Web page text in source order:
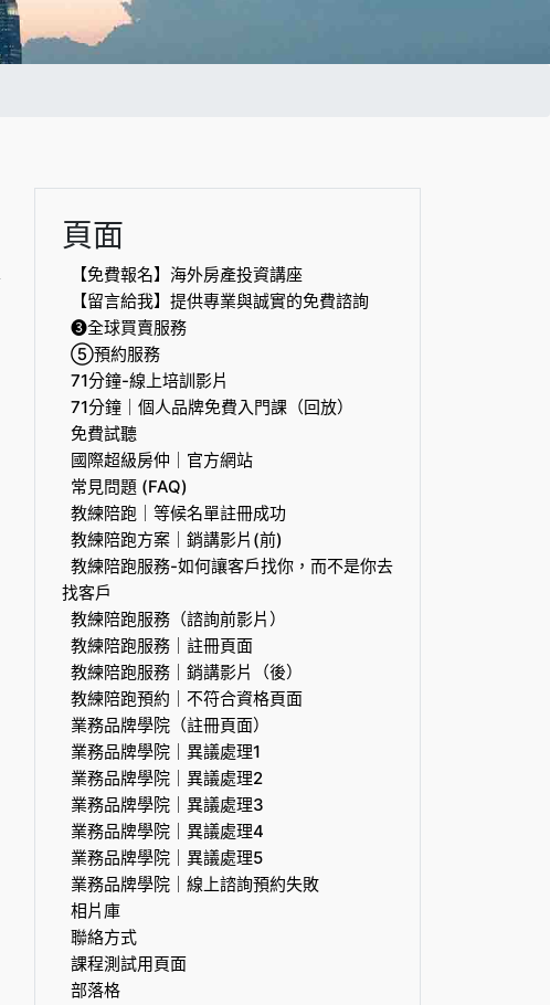
頁面
【免費報名】海外房產投資講座
【留言給我】提供專業與誠實的免費諮詢
❸全球買賣服務
⑤預約服務
71分鐘-線上培訓影片
71分鐘｜個人品牌免費入門課（回放）
免費試聽
國際超級房仲｜官方網站
常見問題 (FAQ)
教練陪跑｜等候名單註冊成功
教練陪跑方案｜銷講影片(前)
教練陪跑服務-如何讓客戶找你，而不是你去
找客戶
教練陪跑服務（諮詢前影片）
教練陪跑服務｜註冊頁面
教練陪跑服務｜銷講影片（後）
教練陪跑預約｜不符合資格頁面
業務品牌學院（註冊頁面）
業務品牌學院｜異議處理1
業務品牌學院｜異議處理2
業務品牌學院｜異議處理3
業務品牌學院｜異議處理4
業務品牌學院｜異議處理5
業務品牌學院｜線上諮詢預約失敗
相片庫
聯絡方式
課程測試用頁面
部落格